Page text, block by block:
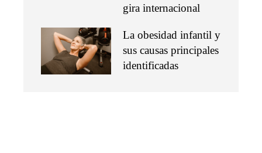
gira internacional
La obesidad infantil y
sus causas principales
identificadas